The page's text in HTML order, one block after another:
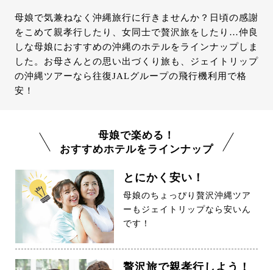
母娘で気兼ねなく沖縄旅行に行きませんか？日頃の感謝
をこめて親孝行したり、女同士で贅沢旅をしたり…仲良
しな母娘におすすめの沖縄のホテルをラインナップしま
した。お母さんとの思い出づくり旅も、ジェイトリップ
の沖縄ツアーなら往復JALグループの飛行機利用で格
安！
母娘で楽める！
おすすめホテルをラインナップ
とにかく安い！
母娘のちょっぴり贅沢沖縄ツア
ーもジェイトリップなら安いん
です！
贅沢旅で親孝行しよう！